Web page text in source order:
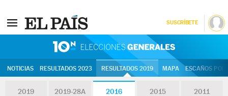
SUSCRÍBETE
NOTICIAS RESULTADOS 2023 RESULTADOS 2019 MAPA ESCAÑOS
2019 2019-28A 2016 2015 2011